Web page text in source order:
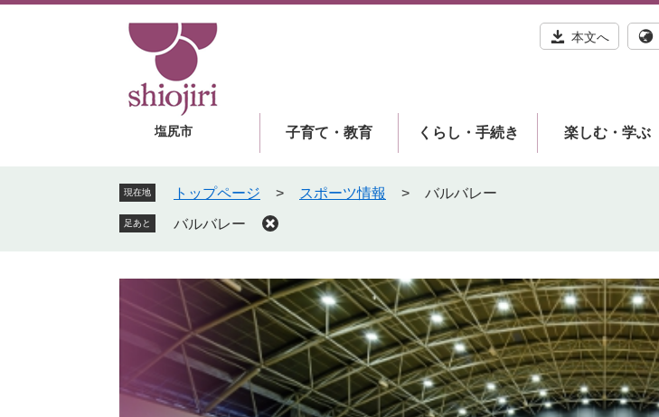
塩尻市
本文へ
子育て・教育 くらし・手続き 楽しむ・学ぶ
現在地 トップページ > スポーツ情報 > バルバレー
足あと バルバレー